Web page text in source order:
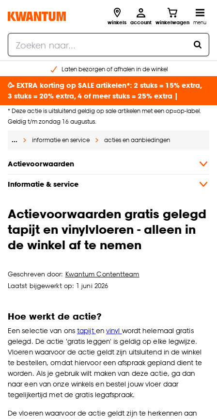
winkels account winkelwagen menu
Laten bezorgen of afhalen in de winkel
Shop online of in onze 96 winkels
Gratis raam advies en inmeten aan huis
€ 5,- korting op je volgende bestelling
🥳 EXTRA korting op SALE artikelen*: 2 stuks = 15% extra,
3 stuks = 20% extra, 4 of meer stuks = 25% extra |
* Deze actie is uitsluitend geldig op sale artikelen met een op=op-label.
Geldig t/m zondag 16 augustus.
… informatie en service acties en aanbiedingen
Actievoorwaarden
Informatie & service
Actievoorwaarden gratis gelegd
tapijt en vinylvloeren - alleen in
de winkel af te nemen
Geschreven door: Kwantum Contentteam
Laatst bijgewerkt op: 1 juni 2026
Hoe werkt de actie?
Een selectie van onstapijt envinyl wordt helemaal gratis
gelegd. De actie 'gratis leggen' is geldig op elke legwijze.
Vloeren waarvoor de actie geldt zijn uitsluitend in de winkel
te bestellen, omdat hiervoor een afspraak gepland dient te
worden. Als je gebruik wilt maken van deze actie, ga dan
naar een van onze winkels en bestel jouw vloer daar
tegelijkertijd met de gratis legafspraak.
De vloeren waarvoor de actie geldt zijn te herkennen aan